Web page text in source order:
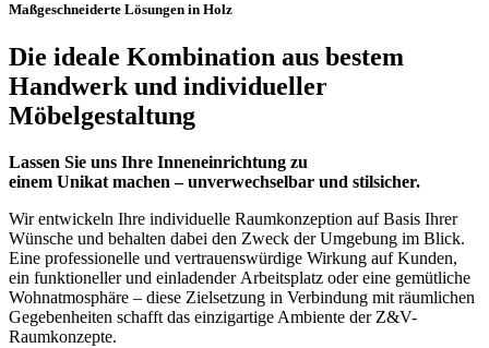
Maßgeschneiderte Lösungen in Holz
Die ideale Kombination aus bestem
Handwerk und individueller
Möbelgestaltung
Lassen Sie uns Ihre Inneneinrichtung zu
einem Unikat machen – unverwechselbar und stilsicher.
Wir entwickeln Ihre individuelle Raumkonzeption auf Basis Ihrer
Wünsche und behalten dabei den Zweck der Umgebung im Blick.
Eine professionelle und vertrauenswürdige Wirkung auf Kunden,
ein funktioneller und einladender Arbeitsplatz oder eine gemütliche
Wohnatmosphäre – diese Zielsetzung in Verbindung mit räumlichen
Gegebenheiten schafft das einzigartige Ambiente der Z&V-
Raumkonzepte.